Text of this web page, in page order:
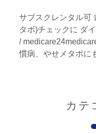
サブスクレンタル可
タボ)チェックに ダ
/
慣病、やせメタボに
カテ